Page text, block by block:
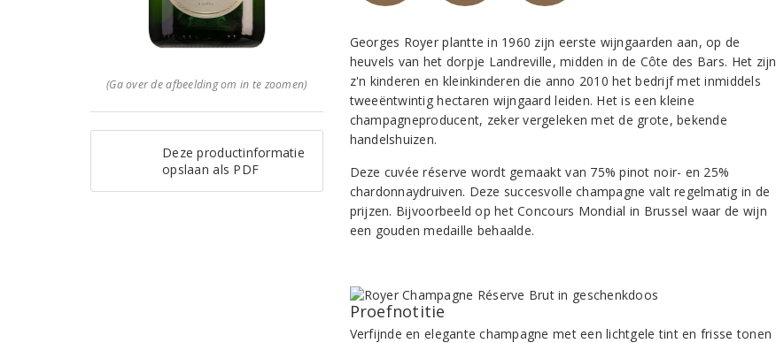
(Ga over de afbeelding om in te zoomen)
Deze productinformatie
opslaan als PDF
Georges Royer plantte in 1960 zijn eerste wijngaarden aan, op de
heuvels van het dorpje Landreville, midden in de Côte des Bars. Het zijn
z'n kinderen en kleinkinderen die anno 2010 het bedrijf met inmiddels
tweeëntwintig hectaren wijngaard leiden. Het is een kleine
champagneproducent, zeker vergeleken met de grote, bekende
handelshuizen.
Deze cuvée réserve wordt gemaakt van 75% pinot noir- en 25%
chardonnaydruiven. Deze succesvolle champagne valt regelmatig in de
prijzen. Bijvoorbeeld op het Concours Mondial in Brussel waar de wijn
een gouden medaille behaalde.
Proefnotitie
Verfijnde en elegante champagne met een lichtgele tint en frisse tonen